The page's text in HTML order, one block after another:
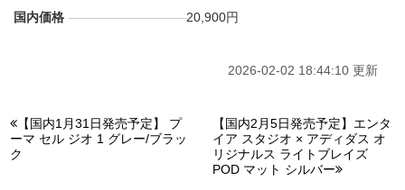
国内価格
20,900円
2026-02-02 18:44:10 更新
【国内1月31日発売予定】 プ
ーマ セル ジオ 1 グレー/ブラッ
ク
【国内2月5日発売予定】エンタ
イア スタジオ × アディダス オ
リジナルス ライトブレイズ
POD マット シルバー